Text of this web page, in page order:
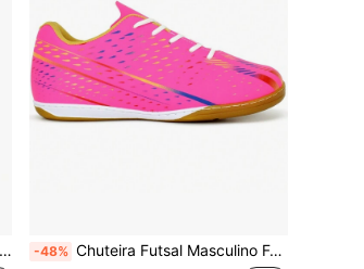
-48% Chuteira Futsal Masculino Feminino Confortável Resistente Antiderrapante Original Promoção